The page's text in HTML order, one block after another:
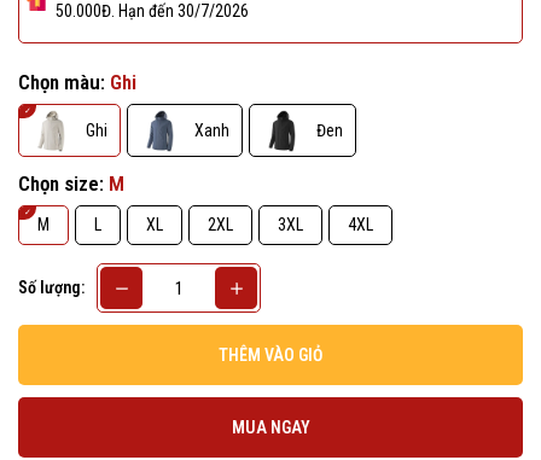
50.000Đ. Hạn đến 30/7/2026
Chọn màu: Ghi
Ghi Xanh Đen
Chọn size: M
M L XL 2XL 3XL 4XL
Số lượng:
THÊM VÀO GIỎ
MUA NGAY